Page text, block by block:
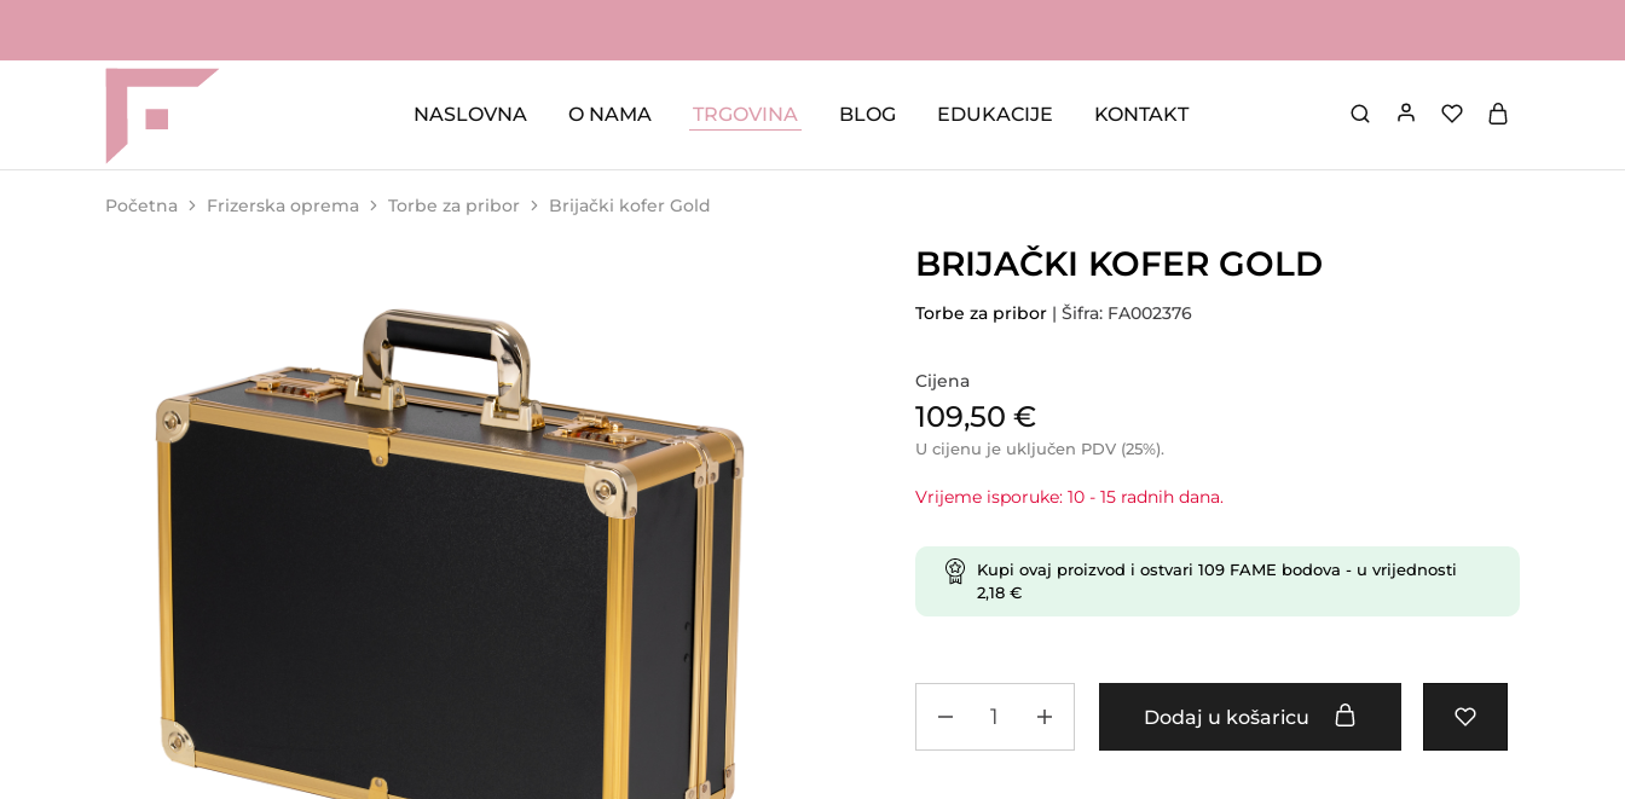
FAME
Profesionalna
za
kozmetičke
NASLOVNA O NAMA TRGOVINA BLOG EDUKACIJE KONTAKT
Početna Frizerska oprema Torbe za pribor Brijački kofer Gold
BRIJAČKI KOFER GOLD
Torbe za pribor| Šifra: FA002376
Cijena
109,50 €
U cijenu je uključen PDV (25%).
Vrijeme isporuke: 10 - 15 radnih dana.
Kupi ovaj proizvod i ostvari 109FAME bodova - u vrijednosti
2,18 €
Dodaj u košaricu